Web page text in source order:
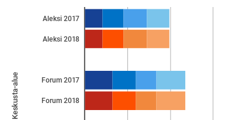
Aleksi 2017
Aleksi 2018
Forum 2017
Forum 2018
Keskusta-alue